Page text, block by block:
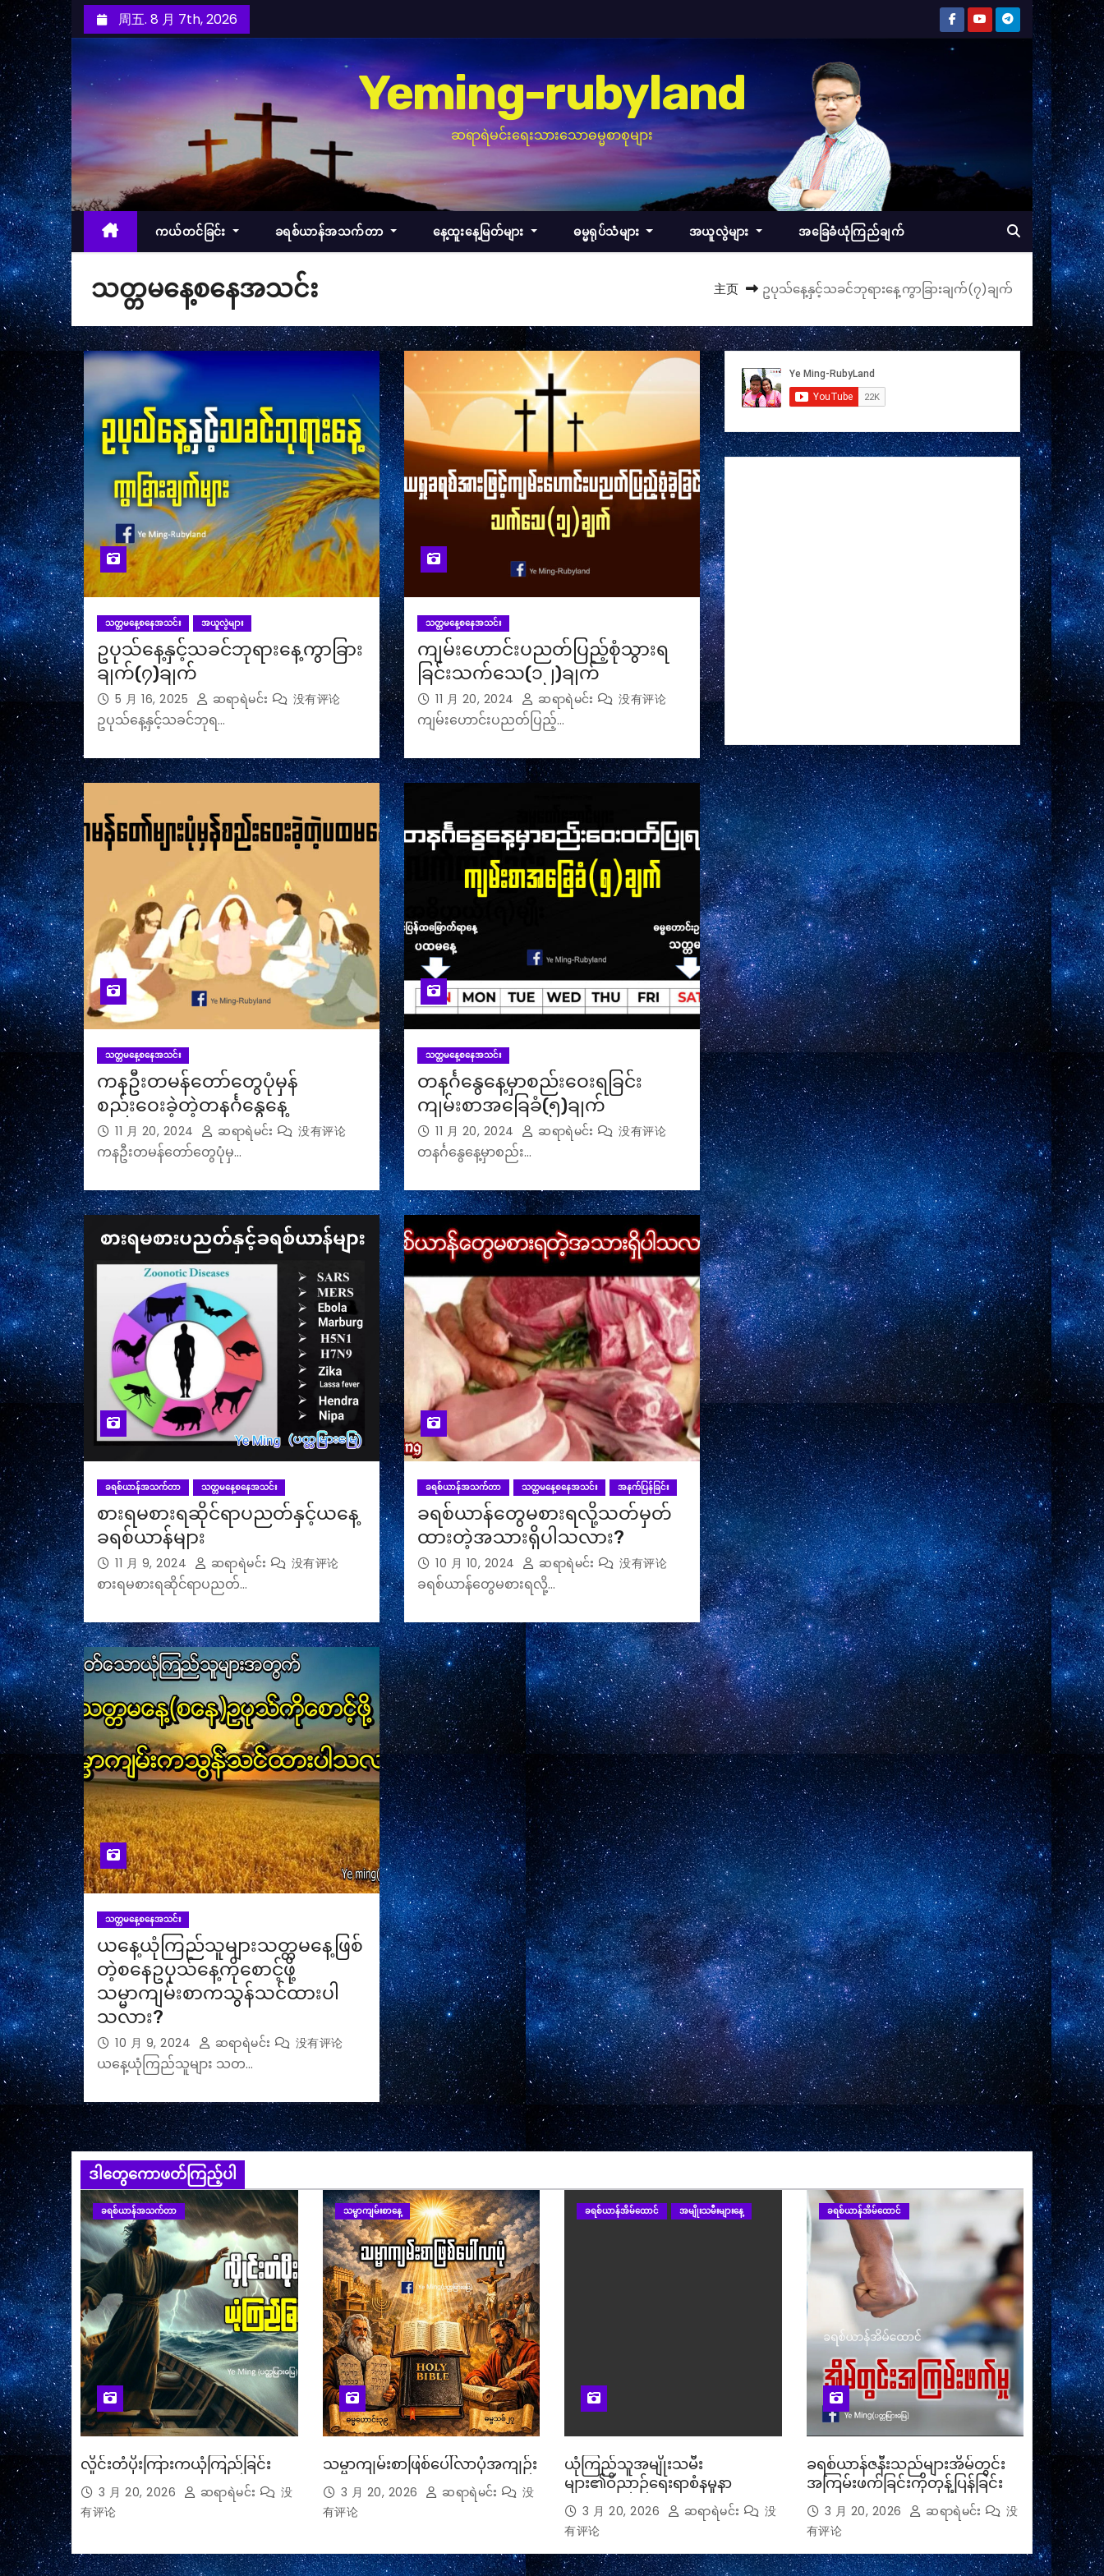
至
内
容
周五. 8 月 7th, 2026
Yeming-rubyland
ဆရာရဲမင်းရေးသားသောဓမ္မစာစုများ
ကယ်တင်ခြင်း ခရစ်ယာန်အသက်တာ နေ့ထူးနေ့မြတ်များ ဓမ္မရုပ်သံများ အယူလွဲများ အခြေခံယုံကြည်ချက်
သတ္တမနေ့စနေအသင်း 主页 ဥပုသ်နေ့နှင့်သခင်ဘုရားနေ့ကွာခြားချက်(၇)ချက်
သတ္တမနေ့စနေအသင်း အယူလွဲများ
ဥပုသ်နေ့နှင့်သခင်ဘုရားနေ့ကွာခြား
ချက်(၇)ချက်
5 月 16, 2025 ဆရာရဲမင်း 没有评论
ဥပုသ်နေ့နှင့်သခင်ဘုရ…
သတ္တမနေ့စနေအသင်း
ကျမ်းဟောင်းပညတ်ပြည့်စုံသွားရ
ခြင်းသက်သေ(၁၂)ချက်
11 月 20, 2024 ဆရာရဲမင်း 没有评论
ကျမ်းဟောင်းပညတ်ပြည့်…
သတ္တမနေ့စနေအသင်း
ကနဦးတမန်တော်တွေပုံမှန်
စည်းဝေးခဲ့တဲ့တနင်္ဂနွေနေ့
11 月 20, 2024 ဆရာရဲမင်း 没有评论
ကနဦးတမန်တော်တွေပုံမှ…
သတ္တမနေ့စနေအသင်း
တနင်္ဂနွေ‌နေ့မှာစည်းဝေးရခြင်း
ကျမ်းစာအခြေခံ(၅)ချက်
11 月 20, 2024 ဆရာရဲမင်း 没有评论
တနင်္ဂနွေ‌နေ့မှာစည်း…
ခရစ်ယာန်အသက်တာ သတ္တမနေ့စနေအသင်း
စားရမစားရဆိုင်ရာပညတ်နှင့်ယနေ့
ခရစ်ယာန်များ
11 月 9, 2024 ဆရာရဲမင်း 没有评论
စားရမစားရဆိုင်ရာပညတ်…
ခရစ်ယာန်အသက်တာ သတ္တမနေ့စနေအသင်း အနက်ပြန်ခြင်း
ခရစ်ယာန်တွေမစားရလို့သတ်မှတ်
ထားတဲ့အသားရှိပါသလား?
10 月 10, 2024 ဆရာရဲမင်း 没有评论
ခရစ်ယာန်တွေမစားရလို့…
သတ္တမနေ့စနေအသင်း
ယနေ့ယုံကြည်သူများသတ္တမနေ့ဖြစ်
တဲ့စနေဥပုသ်နေ့ကိုစောင့်ဖို့
သမ္မာကျမ်းစာကသွန်သင်ထားပါ
သလား?
10 月 9, 2024 ဆရာရဲမင်း 没有评论
ယနေ့ယုံကြည်သူများ သတ…
ဒါတွေကောဖတ်ကြည့်ပါ
ခရစ်ယာန်အသက်တာ
လှိုင်းတံပိုးကြားကယုံကြည်ခြင်း
3 月 20, 2026 ဆရာရဲမင်း
没
有评论
သမ္မာကျမ်းစာနေ့
သမ္မာကျမ်းစာဖြစ်ပေါ်လာပုံအကျဉ်း
3 月 20, 2026 ဆရာရဲမင်း
没
有评论
ခရစ်ယာန်အိမ်ထောင် အမျိုးသမီးများနေ့
ယုံကြည်သူအမျိုးသမီး
များ၏ဝိညာဉ်ရေးရာစံနမူနာ
3 月 20, 2026 ဆရာရဲမင်း
没
有评论
ခရစ်ယာန်အိမ်ထောင်
ခရစ်ယာန်ဇနီးသည်များအိမ်တွင်း
အကြမ်းဖက်ခြင်းကိုတုန့်ပြန်ခြင်း
3 月 20, 2026 ဆရာရဲမင်း
没
有评论